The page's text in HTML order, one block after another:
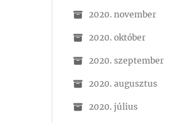
2020. november
2020. október
2020. szeptember
2020. augusztus
2020. július